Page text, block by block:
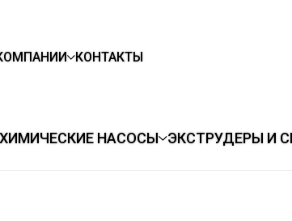
КОНТАКТЫ
ХИМИЧЕСКИЕ НАСОСЫ ЭКСТРУДЕРЫ И